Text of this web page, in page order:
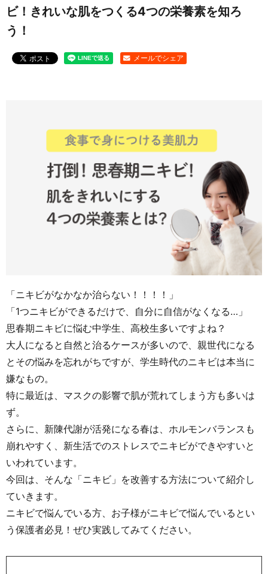
お問い合わせ
ビ！きれいな肌をつくる4つの栄養素を知ろ
う！
メールでシェア
「ニキビがなかなか治らない！！！！」
「1つニキビができるだけで、自分に自信がなくなる…」
思春期ニキビに悩む中学生、高校生多いですよね？
大人になると自然と治るケースが多いので、親世代になる
とその悩みを忘れがちですが、学生時代のニキビは本当に
嫌なもの。
特に最近は、マスクの影響で肌が荒れてしまう方も多いは
ず。
さらに、新陳代謝が活発になる春は、ホルモンバランスも
崩れやすく、新生活でのストレスでニキビができやすいと
いわれています。
今回は、そんな「ニキビ」を改善する方法について紹介し
ていきます。
ニキビで悩んでいる方、お子様がニキビで悩んでいるとい
う保護者必見！ぜひ実践してみてください。